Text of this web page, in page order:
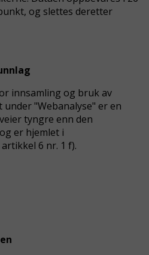
og slettes deretter
innsamling og bruk av
"Webanalyse" er en
tyngre enn den
er hjemlet i
6 nr. 1 f).